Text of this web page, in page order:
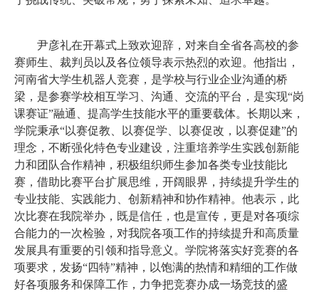
尹彦礼在开幕式上致欢迎辞，对来自全省各高校的参
赛师生、裁判员以及各位领导表示热烈的欢迎。他指出，
河南省大学生机器人竞赛，是学校与行业企业沟通的桥
梁，是参赛学校相互学习、沟通、交流的平台，是实现“岗
课赛证”融通、提高学生技能水平的重要载体。长期以来，
学院秉承“以赛促教、以赛促学、以赛促改，以赛促建”的
理念，不断强化特色专业建设，注重培养学生实践创新能
力和团队合作精神，积极组织师生参加各类专业技能比
赛，借助比赛平台扩展思维，开阔眼界，持续提升学生的
专业技能、实践能力、创新精神和协作精神。他表示，此
次比赛在我院举办，既是信任，也是宣传，更是对各项综
合能力的一次检验，对我院各项工作的持续提升和高质量
发展具有重要的引领和指导意义。学院将落实好竞赛的各
项要求，发扬“四特”精神，以饱满的热情和精细的工作做
好各项服务和保障工作，力争把竞赛办成一场竞技的盛